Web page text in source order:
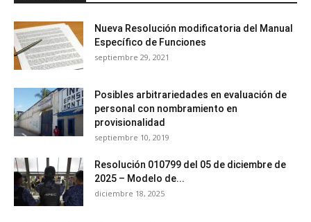
Nueva Resolución modificatoria del Manual
Específico de Funciones
septiembre 29, 2021
Posibles arbitrariedades en evaluación de
personal con nombramiento en
provisionalidad
septiembre 10, 2019
Resolución 010799 del 05 de diciembre de
2025 – Modelo de...
diciembre 18, 2025